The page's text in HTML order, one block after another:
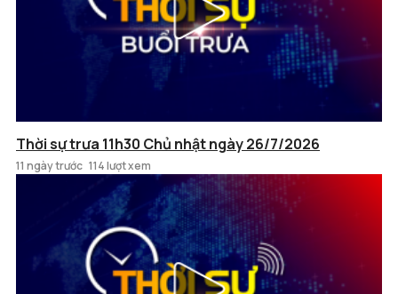
Thời sự trưa 11h30 Chủ nhật ngày 26/7/2026
11 ngày trước 114 lượt xem